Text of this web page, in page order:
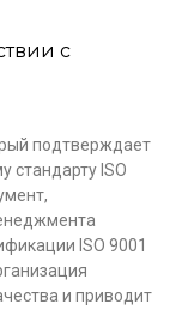
с
подтверждает
стандарту ISO
ISO 9001
и приводит